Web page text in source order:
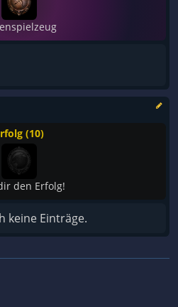
(10)
den Erfolg!
keine Einträge.